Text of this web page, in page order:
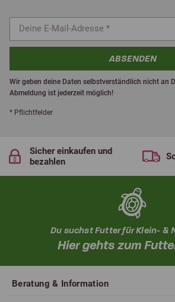
ABSENDEN
Wir geben deine Daten selbstverständlich nicht an
Abmeldung ist jederzeit möglich!
* Pflichtfelder
Sicher einkaufen und
bezahlen
Du suchst Futter für Klein- &
Hier gehts zum
Beratung & Information